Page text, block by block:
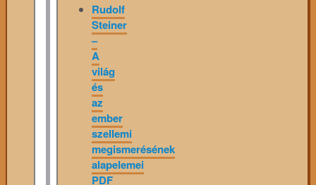
Rudolf
Steiner
–
A
világ
és
az
ember
szellemi
megismerésének
alapelemei
PDF